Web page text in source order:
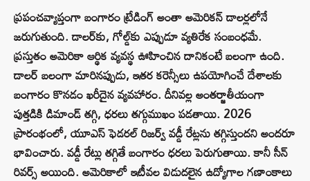
ప్రపంచవ్యాప్తంగా బంగారం ట్రేడింగ్ అంతా అమెరికన్ డాలర్లలోనే
జరుగుతుంది. డాలర్‌కు, గోల్డ్‌కు ఎప్పుడూ వ్యతిరేక సంబంధమే.
ప్రస్తుతం అమెరికా ఆర్థిక వ్యవస్థ ఊహించిన దానికంటే బలంగా ఉంది.
డాలర్ బలంగా మారినప్పుడు, ఇతర కరెన్సీలు ఉపయోగించే దేశాలకు
బంగారం కొనడం ఖరీదైన వ్యవహారం. దీనివల్ల అంతర్జాతీయంగా
పుత్తడికి డిమాండ్ తగ్గి, ధరలు తగ్గుముఖం పడతాయి. 2026
ప్రారంభంలో, యూఎస్ ఫెడరల్ రిజర్వ్ వడ్డీ రేట్లను తగ్గిస్తుందని అందరూ
భావించారు. వడ్డీ రేట్లు తగ్గితే బంగారం ధరలు పెరుగుతాయి. కానీ సీన్
రివర్స్ అయింది. అమెరికాలో ఇటీవల విడుదలైన ఉద్యోగాల గణాంకాలు